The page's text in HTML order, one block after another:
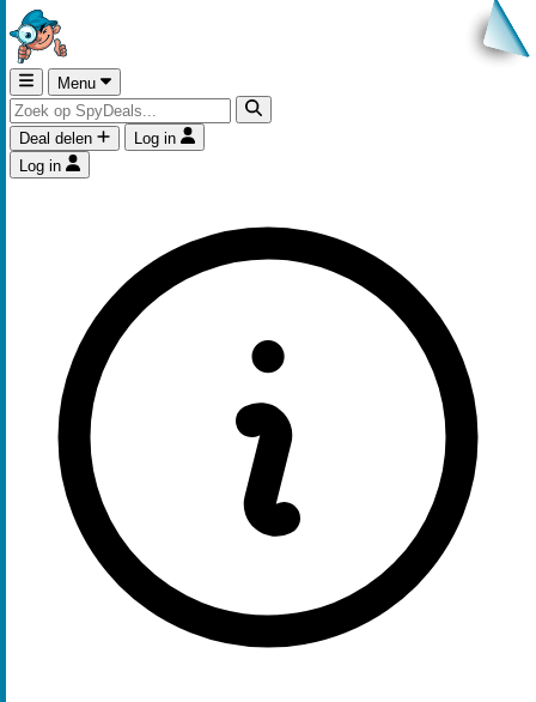
Menu
Deal delen
Log in
Log in